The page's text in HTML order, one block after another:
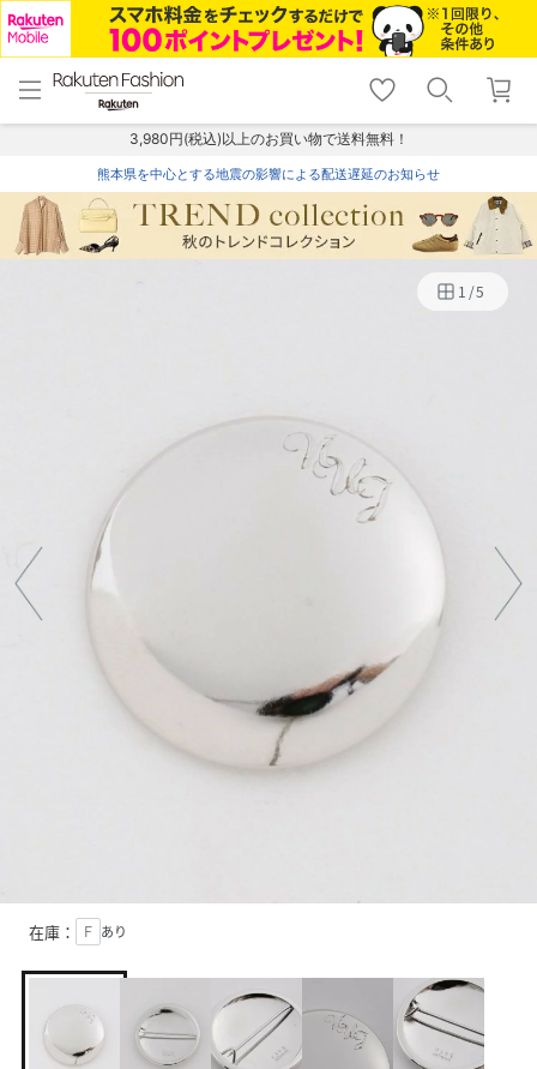
menu home
トップ
shopping_cart lock_outline
ログイン
3,980円(税込)以上のお買い物で送料無料！
熊本県を中心とする地震の影響による配送遅延のお知らせ
1 /5
在庫： Ｆ あり